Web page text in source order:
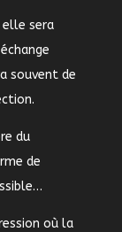
elle sera
souvent de
du
de
où la